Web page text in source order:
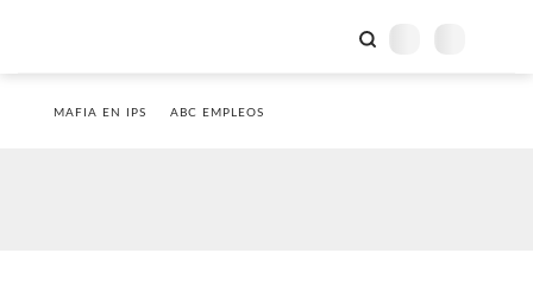
MAFIA EN IPS ABC EMPLEOS